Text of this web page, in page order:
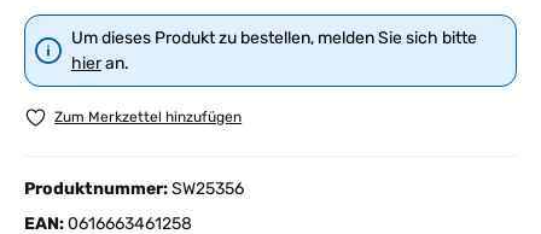
Um dieses Produkt zu bestellen, melden Sie sich bitte
hieran.
Zum Merkzettel hinzufügen
Produktnummer:SW25356
EAN:0616663461258